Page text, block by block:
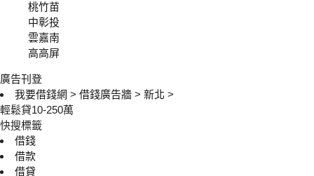
桃竹苗
中彰投
雲嘉南
高高屏
廣告刊登
我要借錢網 > 借錢廣告牆 > 新北 >
輕鬆貸10-250萬
快搜標籤
借錢
借款
借貸